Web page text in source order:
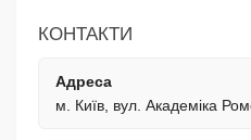
КОНТАКТИ
Адреса
м. Київ, вул. Академіка